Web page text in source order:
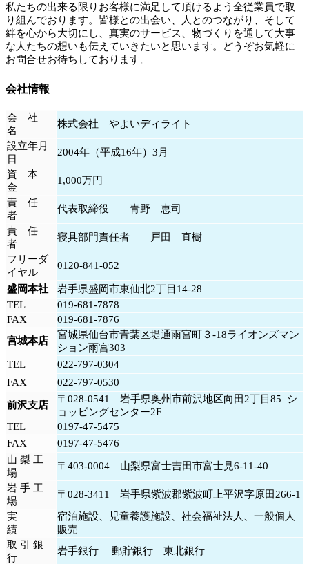
私たちの出来る限りお客様に満足して頂けるよう全従業員で取
り組んでおります。皆様との出会い、人とのつながり、そして
絆を心から大切にし、真実のサービス、物づくりを通して大事
な人たちの想いも伝えていきたいと思います。どうぞお気軽に
お問合せお待ちしております。
会社情報
会 社
名
株式会社 やよいディライト
設立年月
日
2004年（平成16年）3月
資 本
金
1,000万円
責 任
者
代表取締役 青野 恵司
責 任
者
寝具部門責任者 戸田 直樹
フリーダ
イヤル
0120-841-052
盛岡本社
岩手県盛岡市東仙北2丁目14-28
TEL
019-681-7878
FAX
019-681-7876
宮城本店
宮城県仙台市青葉区堤通雨宮町３-18ライオンズマン
ション雨宮303
TEL
022-797-0304
FAX
022-797-0530
前沢支店
〒028-0541 岩手県奥州市前沢地区向田2丁目85 シ
ョッピングセンター2F
TEL
0197-47-5475
FAX
0197-47-5476
山 梨 工
場
〒403-0004 山梨県富士吉田市富士見6-11-40
岩 手 工
場
〒028-3411 岩手県紫波郡紫波町上平沢字原田266-1
実
績
宿泊施設、児童養護施設、社会福祉法人、一般個人
販売
取 引 銀
行
岩手銀行 郵貯銀行 東北銀行